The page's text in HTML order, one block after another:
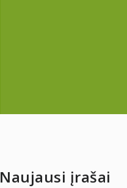
Naujausi įrašai